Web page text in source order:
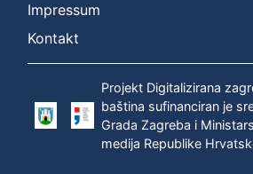
Impressum
Kontakt
Projekt Digitalizirana
baština sufinanciran je
Grada Zagreba i
medija Republike